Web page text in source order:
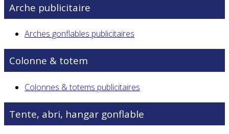
Arche publicitaire
Arches gonflables publicitaires
Colonne & totem
Colonnes & totems publicitaires
Tente, abri, hangar gonflable